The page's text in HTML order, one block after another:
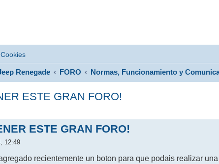
Cookies
Renegade FORO Normas, Funcionamiento y
ESTE GRAN FORO!
ESTE GRAN FORO!
12:49
recientemente un boton para que podais realizar